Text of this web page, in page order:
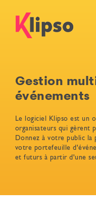
contenu
Événements
Ressources
Tarifs et services
Gestion
événements
Le logiciel Klipso est un
organisateurs qui gèrent
Donnez à votre public la
votre portefeuille
et futurs à partir d'une